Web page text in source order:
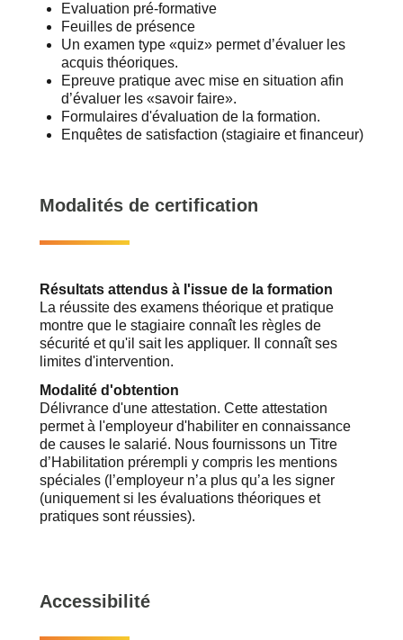
Evaluation pré-formative
Feuilles de présence
Un examen type «quiz» permet d’évaluer les
acquis théoriques.
Epreuve pratique avec mise en situation afin
d’évaluer les «savoir faire».
Formulaires d'évaluation de la formation.
Enquêtes de satisfaction (stagiaire et financeur)
Modalités de certification
Résultats attendus à l'issue de la formation
La réussite des examens théorique et pratique
montre que le stagiaire connaît les règles de
sécurité et qu'il sait les appliquer. Il connaît ses
limites d'intervention.
Modalité d'obtention
Délivrance d'une attestation. Cette attestation
permet à l'employeur d'habiliter en connaissance
de causes le salarié. Nous fournissons un Titre
d’Habilitation prérempli y compris les mentions
spéciales (l’employeur n’a plus qu’a les signer
(uniquement si les évaluations théoriques et
pratiques sont réussies).
Accessibilité